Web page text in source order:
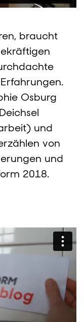
braucht
Osburg
und
von
und
2018.